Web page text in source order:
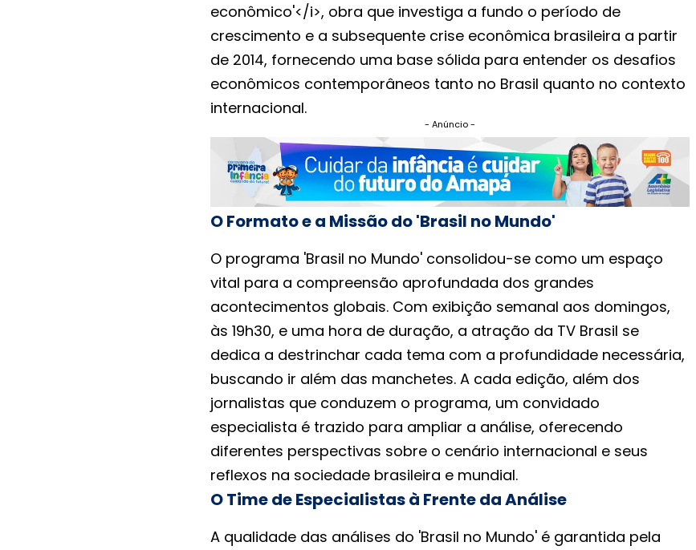
econômico'</i>, obra que investiga a fundo o período de
crescimento e a subsequente crise econômica brasileira a partir
de 2014, fornecendo uma base sólida para entender os desafios
econômicos contemporâneos tanto no Brasil quanto no contexto
internacional.
- Anúncio -
O Formato e a Missão do 'Brasil no Mundo'
O programa 'Brasil no Mundo' consolidou-se como um espaço
vital para a compreensão aprofundada dos grandes
acontecimentos globais. Com exibição semanal aos domingos,
às 19h30, e uma hora de duração, a atração da TV Brasil se
dedica a destrinchar cada tema com a profundidade necessária,
buscando ir além das manchetes. A cada edição, além dos
jornalistas que conduzem o programa, um convidado
especialista é trazido para ampliar a análise, oferecendo
diferentes perspectivas sobre o cenário internacional e seus
reflexos na sociedade brasileira e mundial.
O Time de Especialistas à Frente da Análise
A qualidade das análises do 'Brasil no Mundo' é garantida pela